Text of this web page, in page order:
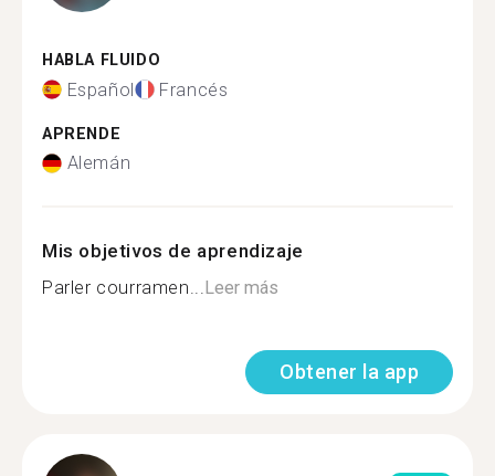
HABLA FLUIDO
Español Francés
APRENDE
Alemán
Mis objetivos de aprendizaje
Parler courramen...Leer más
Obtener la app